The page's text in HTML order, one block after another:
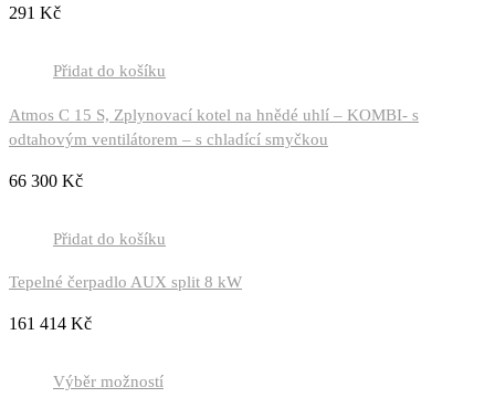
291 Kč
Přidat do košíku
Atmos C 15 S, Zplynovací kotel na hnědé uhlí – KOMBI- s
odtahovým ventilátorem – s chladící smyčkou
66 300 Kč
Přidat do košíku
Tepelné čerpadlo AUX split 8 kW
161 414 Kč
Výběr možností